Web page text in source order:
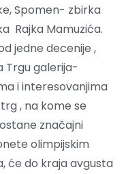
Spomen- zbirka
Rajka Mamuzića.
jedne decenije ,
Trgu galerija-
i interesovanjima
, na kome se
značajni
olimpijskim
će do kraja avgusta